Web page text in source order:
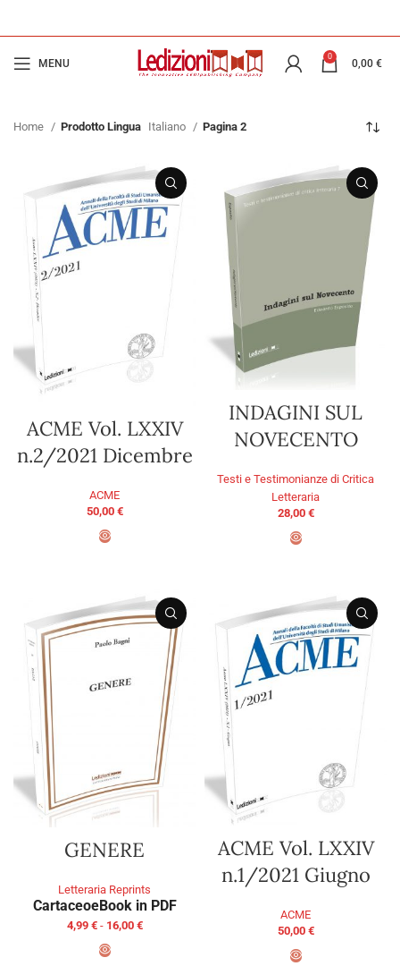
MENU
0
0,00 €
Home Prodotto Lingua Italiano Pagina 2
ACME Vol. LXXIV
n.2/2021 Dicembre
ACME
50,00 €
INDAGINI SUL
NOVECENTO
Testi e Testimonianze di Critica
Letteraria
28,00 €
GENERE
Letteraria Reprints
CartaceoeBook in PDF
4,99 € - 16,00 €
ACME Vol. LXXIV
n.1/2021 Giugno
ACME
50,00 €